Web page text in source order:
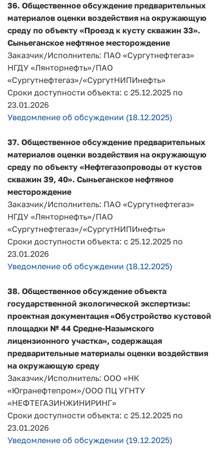
36. Общественное обсуждение предварительных
материалов оценки воздействия на окружающую
среду по объекту «Проезд к кусту скважин 33».
Сыньеганское нефтяное месторождение
Заказчик/Исполнитель: ПАО «Сургутнефтегаз»
НГДУ «Лянторнефть»/ПАО
«Сургутнефтегаз»/«СургутНИПИнефть»
Сроки доступности объекта: с 25.12.2025 по
23.01.2026
Уведомление об обсуждении (18.12.2025)
37. Общественное обсуждение предварительных
материалов оценки воздействия на окружающую
среду по объекту «Нефтегазопроводы от кустов
скважин 39, 40». Сыньеганское нефтяное
месторождение
Заказчик/Исполнитель: ПАО «Сургутнефтегаз»
НГДУ «Лянторнефть»/ПАО
«Сургутнефтегаз»/«СургутНИПИнефть»
Сроки доступности объекта: с 25.12.2025 по
23.01.2026
Уведомление об обсуждении (18.12.2025)
38. Общественное обсуждение объекта
государственной экологической экспертизы:
проектная документация «Обустройство кустовой
площадки № 44 Средне-Назымского
лицензионного участка», содержащая
предварительные материалы оценки воздействия
на окружающую среду
Заказчик/Исполнитель: ООО «НК
«Югранефтепром»/ООО ПЦ УГНТУ
«НЕФТЕГАЗИНЖИНИРИНГ»
Сроки доступности объекта: с 25.12.2025 по
23.01.2026
Уведомление об обсуждении (19.12.2025)